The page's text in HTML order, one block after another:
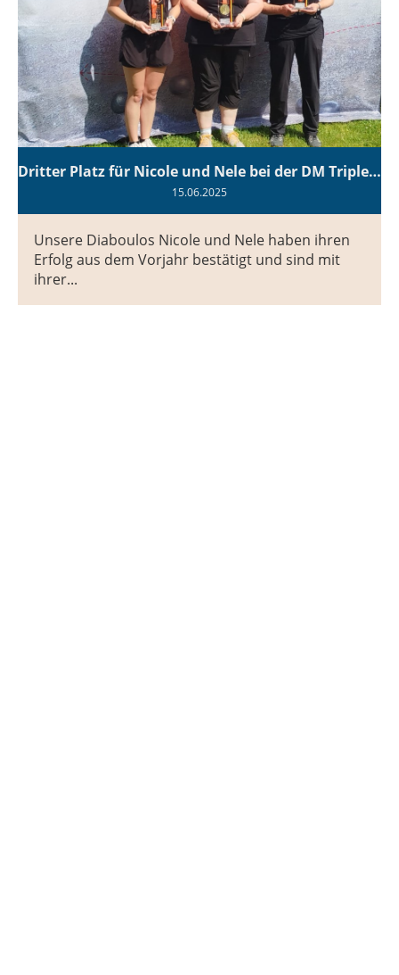
Dritter Platz für Nicole und Nele bei der DM Triplette Frauen
15.06.2025
Unsere Diaboulos Nicole und Nele haben ihren
Erfolg aus dem Vorjahr bestätigt und sind mit
ihrer...